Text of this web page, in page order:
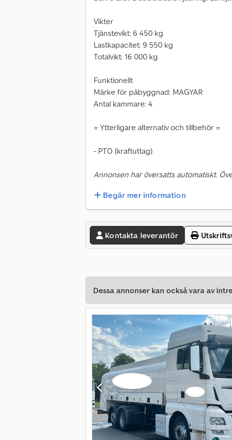
Vikter
Tjänstevikt: 6 450 kg
Lastkapacitet: 9 550 kg
Totalvikt: 16 000 kg
Funktionellt
Märke för påbyggnad: MAGYAR
Antal kammare: 4
= Ytterligare alternativ och tillbehör =
- PTO (kraftuttag)
Annonsen har översatts automatiskt.
Begär mer information
Kontakta leverantör
Dessa annonser kan också vara av